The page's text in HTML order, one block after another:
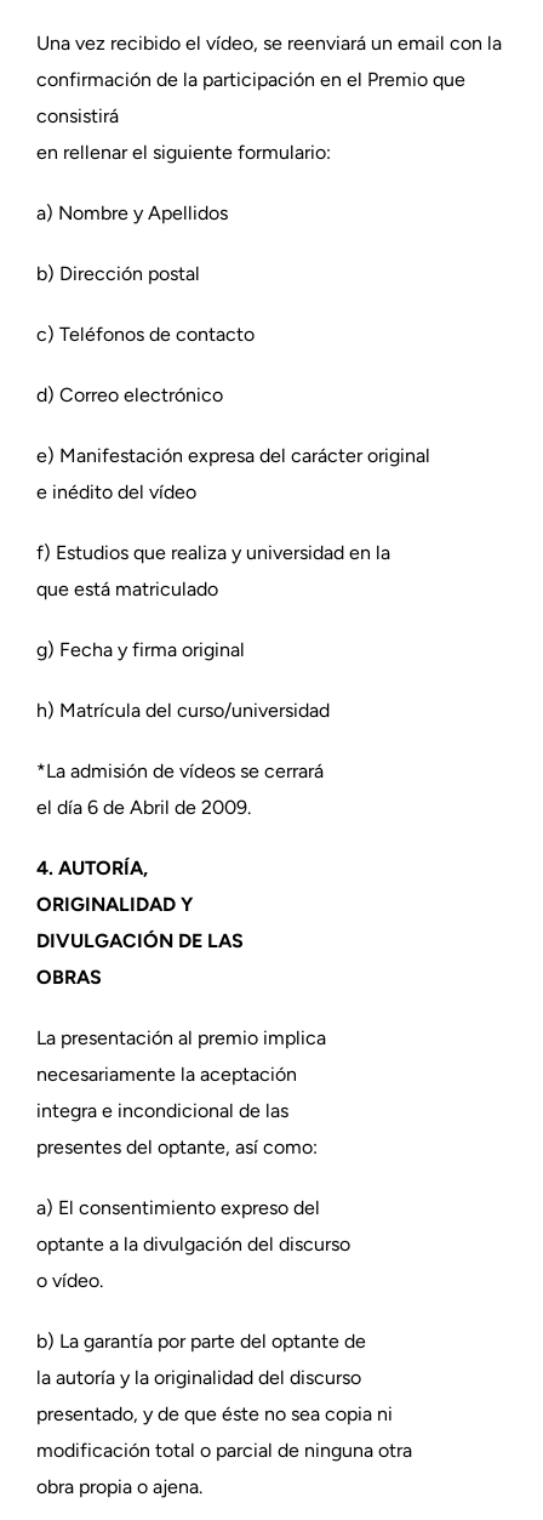
Una vez recibido el vídeo, se reenviará un email con la
confirmación de la participación en el Premio que
consistirá
en rellenar el siguiente formulario:
a) Nombre y Apellidos
b) Dirección postal
c) Teléfonos de contacto
d) Correo electrónico
e) Manifestación expresa del carácter original
e inédito del vídeo
f) Estudios que realiza y universidad en la
que está matriculado
g) Fecha y firma original
h) Matrícula del curso/universidad
*La admisión de vídeos se cerrará
el día 6 de Abril de 2009.
4. AUTORÍA,
ORIGINALIDAD Y
DIVULGACIÓN DE LAS
OBRAS
La presentación al premio implica
necesariamente la aceptación
integra e incondicional de las
presentes del optante, así como:
a) El consentimiento expreso del
optante a la divulgación del discurso
o vídeo.
b) La garantía por parte del optante de
la autoría y la originalidad del discurso
presentado, y de que éste no sea copia ni
modificación total o parcial de ninguna otra
obra propia o ajena.